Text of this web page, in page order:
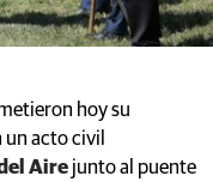
hoy su
un acto civil
Aire junto al puente